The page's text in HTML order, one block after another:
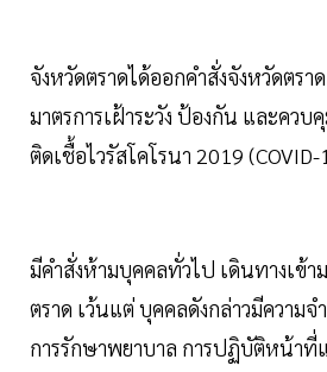
จังหวัดตราดได้ออกคำสั่งจังหวัดตรา
มาตรการเฝ้าระวัง ป้องกัน และควบ
ติดเชื้อไวรัสโคโรนา 2019 (COVID-
มีคําสั่งห้ามบุคคลทั่วไป เดินทางเข้
ตราด เว้นแต่ บุคคลดังกล่าวมีความ
การรักษาพยาบาล การปฏิบัติหน้า